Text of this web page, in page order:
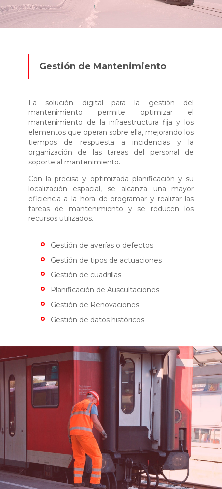
Gestión de Mantenimiento
La solución digital para la gestión del
mantenimiento permite optimizar el
mantenimiento de la infraestructura fija y los
elementos que operan sobre ella, mejorando los
tiempos de respuesta a incidencias y la
organización de las tareas del personal de
soporte al mantenimiento.
Con la precisa y optimizada planificación y su
localización espacial, se alcanza una mayor
eficiencia a la hora de programar y realizar las
tareas de mantenimiento y se reducen los
recursos utilizados.
Gestión de averías o defectos
Gestión de tipos de actuaciones
Gestión de cuadrillas
Planificación de Auscultaciones
Gestión de Renovaciones
Gestión de datos históricos